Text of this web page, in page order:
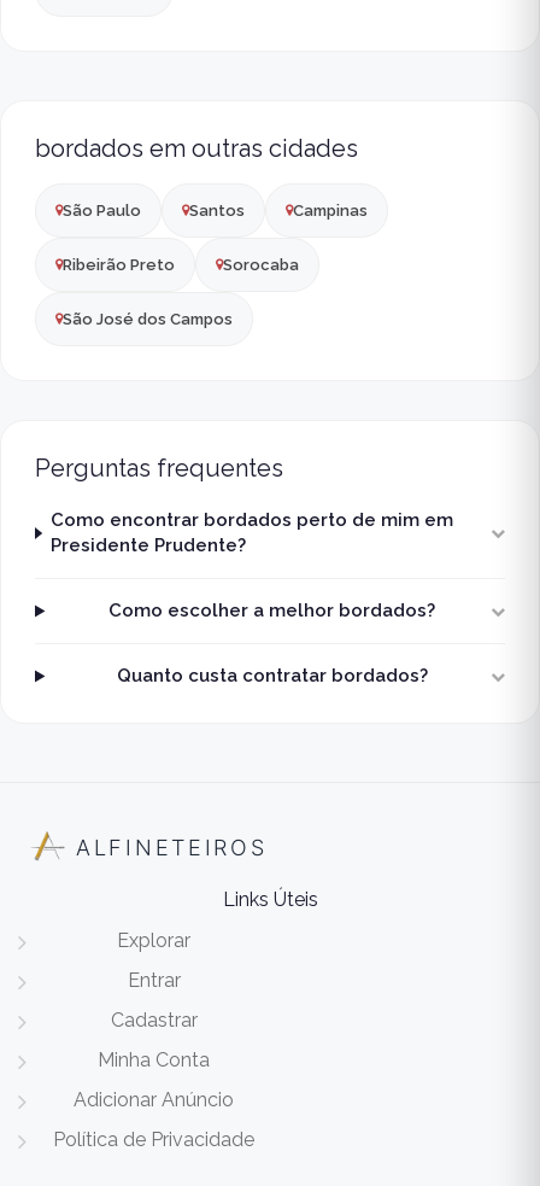
bordados em outras cidades
São Paulo Santos Campinas
Ribeirão Preto Sorocaba
São José dos Campos
Perguntas frequentes
Como encontrar bordados perto de mim em
Presidente Prudente?
Como escolher a melhor bordados?
Quanto custa contratar bordados?
ALFINETEIROS
Links Úteis
Explorar
Entrar
Cadastrar
Minha Conta
Adicionar Anúncio
Política de Privacidade